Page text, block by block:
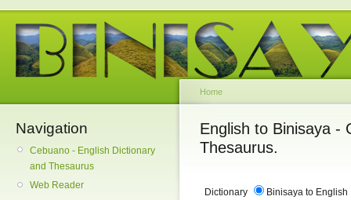
Navigation
Cebuano - English Dictionary
and Thesaurus
Web Reader
Home
English to Binisaya -
Thesaurus.
Dictionary
Binisaya to English